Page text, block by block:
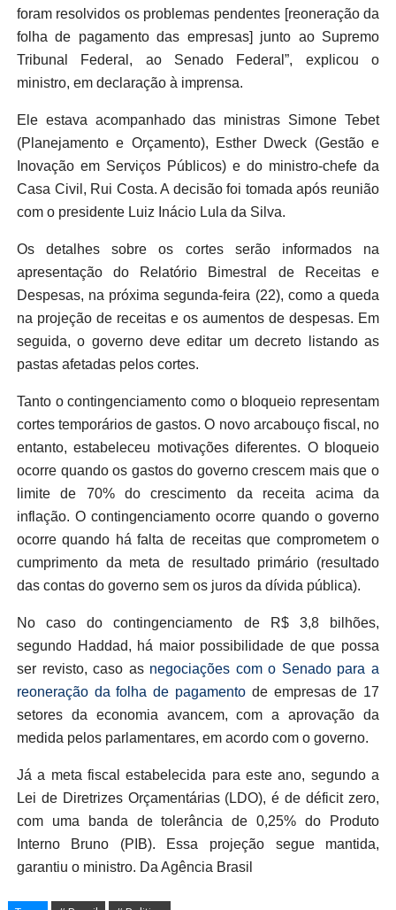
foram resolvidos os problemas pendentes [reoneração da
folha de pagamento das empresas] junto ao Supremo
Tribunal Federal, ao Senado Federal”, explicou o
ministro, em declaração à imprensa.
Ele estava acompanhado das ministras Simone Tebet
(Planejamento e Orçamento), Esther Dweck (Gestão e
Inovação em Serviços Públicos) e do ministro-chefe da
Casa Civil, Rui Costa. A decisão foi tomada após reunião
com o presidente Luiz Inácio Lula da Silva.
Os detalhes sobre os cortes serão informados na
apresentação do Relatório Bimestral de Receitas e
Despesas, na próxima segunda-feira (22), como a queda
na projeção de receitas e os aumentos de despesas. Em
seguida, o governo deve editar um decreto listando as
pastas afetadas pelos cortes.
Tanto o contingenciamento como o bloqueio representam
cortes temporários de gastos. O novo arcabouço fiscal, no
entanto, estabeleceu motivações diferentes. O bloqueio
ocorre quando os gastos do governo crescem mais que o
limite de 70% do crescimento da receita acima da
inflação. O contingenciamento ocorre quando o governo
ocorre quando há falta de receitas que comprometem o
cumprimento da meta de resultado primário (resultado
das contas do governo sem os juros da dívida pública).
No caso do contingenciamento de R$ 3,8 bilhões,
segundo Haddad, há maior possibilidade de que possa
ser revisto, caso as negociações com o Senado para a
reoneração da folha de pagamento de empresas de 17
setores da economia avancem, com a aprovação da
medida pelos parlamentares, em acordo com o governo.
Já a meta fiscal estabelecida para este ano, segundo a
Lei de Diretrizes Orçamentárias (LDO), é de déficit zero,
com uma banda de tolerância de 0,25% do Produto
Interno Bruno (PIB). Essa projeção segue mantida,
garantiu o ministro. Da Agência Brasil